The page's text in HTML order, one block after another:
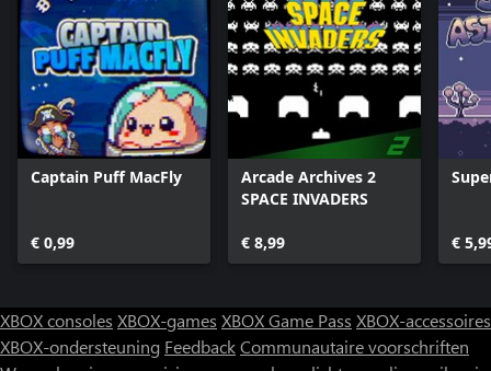
Captain Puff MacFly
€ 0,99
Arcade Archives 2
SPACE INVADERS
€ 8,99 €
XBOX consoles XBOX-games XBOX Game Pass XBOX-accessoires
XBOX-ondersteuning FeedbackCommunautaire voorschriften